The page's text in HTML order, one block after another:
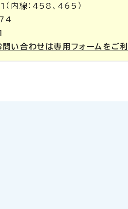
内線：458、465）
い合わせは専用フォームをご利